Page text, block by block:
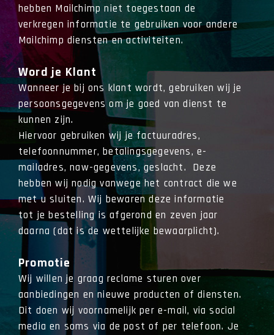
hebben Mailchimp niet toegestaan de
verkregen informatie te gebruiken voor andere
Mailchimp diensten en activiteiten.
Word je Klant
Wanneer je bij ons klant wordt, gebruiken wij je
persoonsgegevens om je goed van dienst te
kunnen zijn.
Hiervoor gebruiken wij je factuuradres,
telefoonnummer, betalingsgegevens, e-
mailadres, naw-gegevens, geslacht. Deze
hebben wij nodig vanwege het contract die we
met u sluiten. Wij bewaren deze informatie
tot je bestelling is afgerond en zeven jaar
daarna (dat is de wettelijke bewaarplicht).
Promotie
Wij willen je graag reclame sturen over
aanbiedingen en nieuwe producten of diensten.
Dit doen wij voornamelijk per e-mail, via social
media en soms via de post of per telefoon. Je